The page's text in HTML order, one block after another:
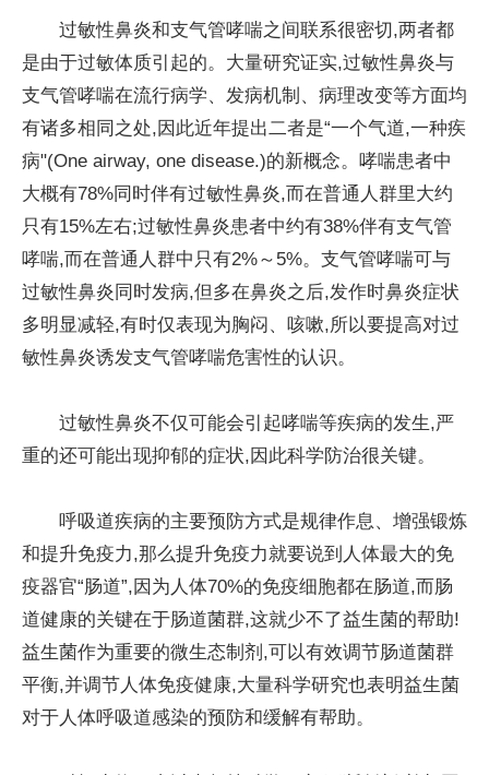
过敏性鼻炎和支气管哮喘之间联系很密切,两者都
是由于过敏体质引起的。大量研究证实,过敏性鼻炎与
支气管哮喘在流行病学、发病机制、病理改变等方面均
有诸多相同之处,因此近年提出二者是“一个气道,一种疾
病"(One airway, one disease.)的新概念。哮喘患者中
大概有78%同时伴有过敏性鼻炎,而在普通人群里大约
只有15%左右;过敏性鼻炎患者中约有38%伴有支气管
哮喘,而在普通人群中只有2%～5%。支气管哮喘可与
过敏性鼻炎同时发病,但多在鼻炎之后,发作时鼻炎症状
多明显减轻,有时仅表现为胸闷、咳嗽,所以要提高对过
敏性鼻炎诱发支气管哮喘危害性的认识。
过敏性鼻炎不仅可能会引起哮喘等疾病的发生,严
重的还可能出现抑郁的症状,因此科学防治很关键。
呼吸道疾病的主要预防方式是规律作息、增强锻炼
和提升免疫力,那么提升免疫力就要说到人体最大的免
疫器官“肠道”,因为人体70%的免疫细胞都在肠道,而肠
道健康的关键在于肠道菌群,这就少不了益生菌的帮助!
益生菌作为重要的微生态制剂,可以有效调节肠道菌群
平衡,并调节人体免疫健康,大量科学研究也表明益生菌
对于人体呼吸道感染的预防和缓解有帮助。